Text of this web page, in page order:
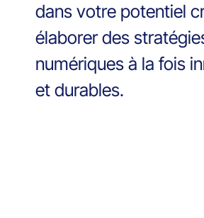
dans votre potentiel
élaborer des
numériques à la fois
et durables.